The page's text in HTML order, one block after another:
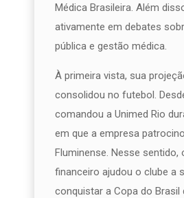
Médica Brasileira. Além
ativamente em debates
pública e gestão médica.
À primeira vista, sua
consolidou no futebol.
comandou a Unimed Rio
em que a empresa
Fluminense. Nesse sentido,
financeiro ajudou o clube a
conquistar a Copa do Brasil